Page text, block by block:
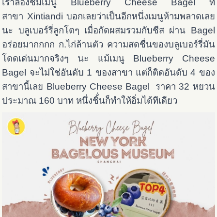
สาขา Xintiandi บอกเลยว่าเป็นอีกหนึ่งเมนูห้ามพลาดเลย
นะ บลูเบอร์รี่ลูกโตๆ เมื่อกัดผสมรวมกับชีส ผ่าน Bagel
อร่อยมากกกก ก.ไก่ล้านตัว ความสดชื่นของบลูเบอร์รี่มัน
โดดเด่นมากจริงๆ นะ แม้เมนู Blueberry Cheese
Bagel จะไม่ใช่อันดับ 1 ของสาขา แต่ก็ติดอันดับ 4 ของ
สาขานี้เลย Blueberry Cheese Bagel ราคา 32 หยวน
ประมาณ 160 บาท หนึ่งชิ้่นก็ทำให้อิ่มได้ทีเดียว